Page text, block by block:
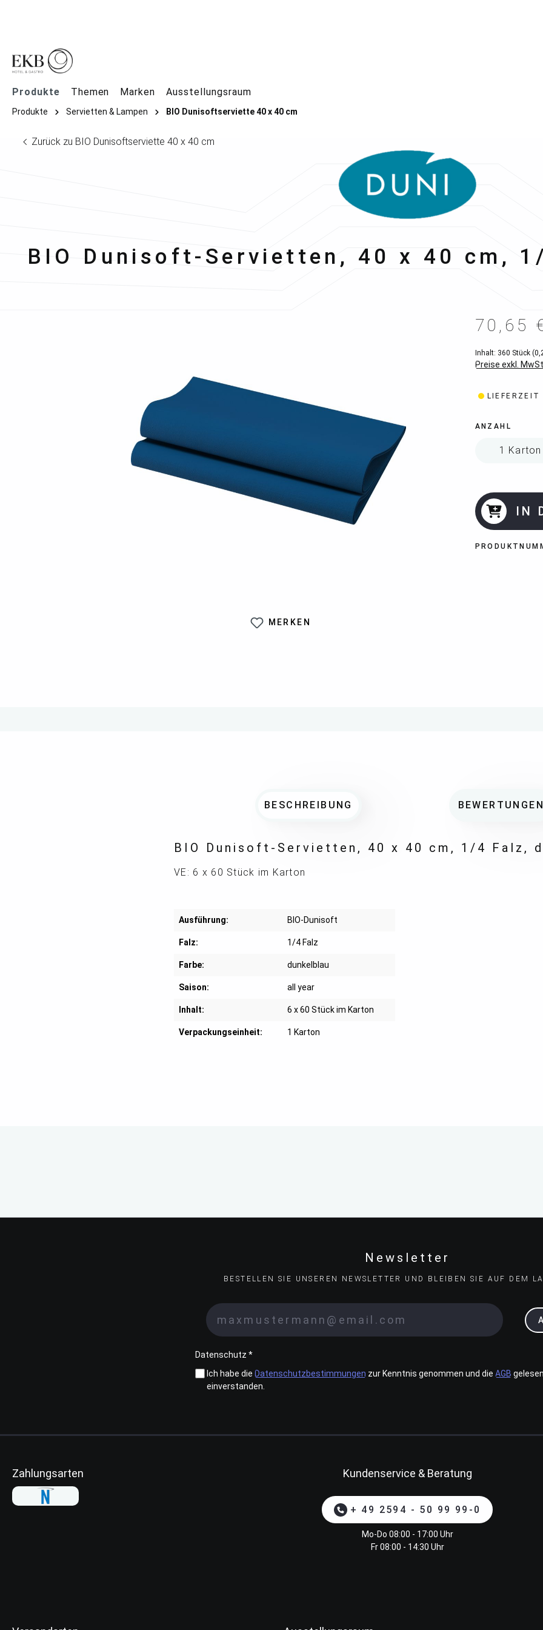
Produkte Themen Marken Ausstellungsraum
Produkte Servietten & Lampen BIO Dunisoftserviette 40 x 40 cm
Zurück zu BIO Dunisoftserviette 40 x 40 cm
Duni
BIO Dunisoft-Servietten, 40 x 40 cm,
MERKEN
70,65
Inhalt: 360 Stück
Preise exkl.
ANZAHL
IN
BESCHREIBUNG BEWERTUNGEN
BIO Dunisoft-Servietten, 40 x 40 cm, 1/4 Falz,
VE: 6 x 60 Stück im Karton
Ausführung: BIO-Dunisoft
Falz: 1/4 Falz
Farbe: dunkelblau
Saison: all year
Inhalt: 6 x 60 Stück im Karton
Verpackungseinheit: 1 Karton
Newsletter
BESTELLEN SIE UNSEREN NEWSLETTER UND BLEIBEN SIE AUF DEM
Datenschutz *
Ich habe die Datenschutzbestimmungen zur Kenntnis genommen und die AGB
einverstanden.
Zahlungsarten Kundenservice & Beratung
+ 49 2594 - 50 99 99-0
Mo-Do 08:00 - 17:00 Uhr
Fr 08:00 - 14:30 Uhr